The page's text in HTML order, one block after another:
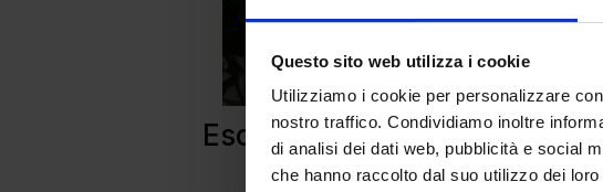
Questo sito web utilizza i cookie
Utilizziamo i cookie per personalizzare
nostro traffico. Condividiamo inoltre
di analisi dei dati web, pubblicità e social
che hanno raccolto dal suo utilizzo dei
Esclusività: strategia
elitismo?